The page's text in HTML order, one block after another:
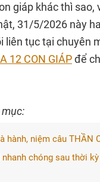
giáp khác thì sao,
31/5/2026 này
liên tục tại chuyên
12 CON GIÁPđể
hành, niệm câu THẦN
nhanh chóng sau thời